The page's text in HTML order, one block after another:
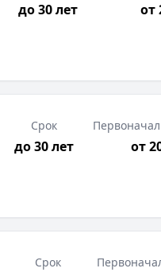
до 30 лет от
Срок
до 30 лет от
Срок